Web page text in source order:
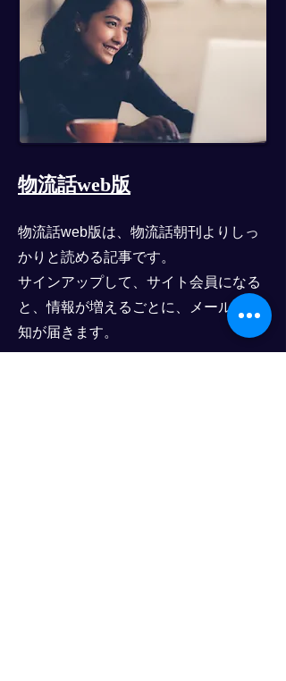
物流話web版
物流話web版は、物流話朝刊よりしっ
かりと読める記事です。
​サインアップして、サイト会員になる
と、情報が増えるごとに、メールで通
知が届きます。